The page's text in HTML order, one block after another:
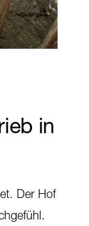
in
Der Hof